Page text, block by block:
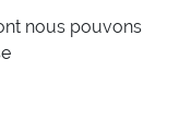
nous pouvons